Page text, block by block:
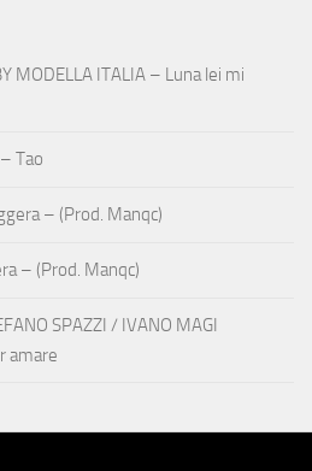
MODELLA ITALIA – Luna lei mi
Tao
– (Prod. Manqc)
– (Prod. Manqc)
SPAZZI / IVANO MAGI
amare